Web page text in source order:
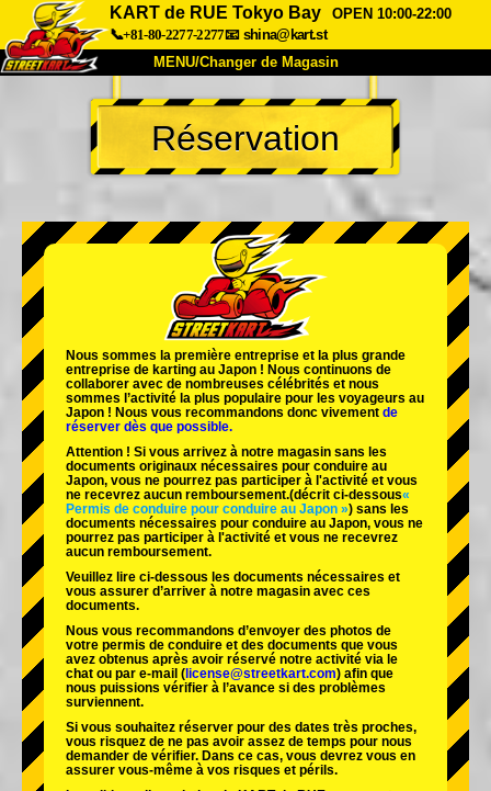
KART de RUE Tokyo Bay
OPEN 10:00-22:00
📞+81-80-2277-2277📧 shina@kart.st
MENU/Changer de Magasin
ACCUEIL
À Propos Caractéristiques Tarifs
Entreprise Réservation
Changer de Magasin
Tokyo Shinagawa Tokyo Akihabara#1
Tokyo Akihabara#2
Tokyo Shibuya Annexe Baie de Tokyo
Tokyo Asakusa Osaka
Réservation
Nous sommes la première entreprise et la plus grande
entreprise de karting au Japon ! Nous continuons de
collaborer avec de nombreuses célébrités et nous
sommes l’activité la plus populaire pour les voyageurs au
Japon ! Nous vous recommandons donc vivement de
réserver dès que possible.
Attention ! Si vous arrivez à notre magasin sans les
documents originaux nécessaires pour conduire au
Japon, vous ne pourrez pas participer à l'activité et vous
ne recevrez aucun remboursement.(décrit ci-dessous«
Permis de conduire pour conduire au Japon ») sans les
documents nécessaires pour conduire au Japon, vous ne
pourrez pas participer à l'activité et vous ne recevrez
aucun remboursement.
Veuillez lire ci-dessous les documents nécessaires et
vous assurer d’arriver à notre magasin avec ces
documents.
Nous vous recommandons d’envoyer des photos de
votre permis de conduire et des documents que vous
avez obtenus après avoir réservé notre activité via le
chat ou par e-mail ( license@streetkart.com) afin que
nous puissions vérifier à l’avance si des problèmes
surviennent.
Si vous souhaitez réserver pour des dates très proches,
vous risquez de ne pas avoir assez de temps pour nous
demander de vérifier. Dans ce cas, vous devrez vous en
assurer vous-même à vos risques et périls.